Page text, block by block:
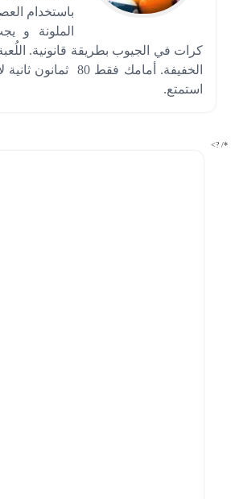
باستخدام
الملونة و
كرات في الجيوب بطريقة قانونية.
الخفيفة. أمامك فقط 80
استمتع.
*/ ?>